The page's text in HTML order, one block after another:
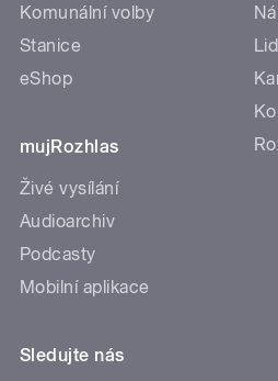
Komunální volby
Stanice
eShop
mujRozhlas
Živé vysílání
Audioarchiv
Podcasty
Mobilní aplikace
Sledujte nás